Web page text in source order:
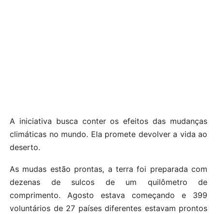
A iniciativa busca conter os efeitos das mudanças
climáticas no mundo. Ela promete devolver a vida ao
deserto.
As mudas estão prontas, a terra foi preparada com
dezenas de sulcos de um quilômetro de
comprimento. Agosto estava começando e 399
voluntários de 27 países diferentes estavam prontos